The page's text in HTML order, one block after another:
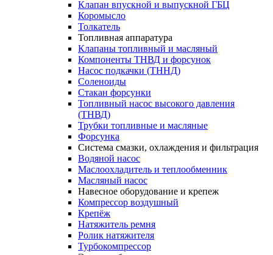
Клапан впускной и выпускной ГБЦ
Коромысло
Толкатель
Топливная аппаратура
Клапаны топливный и масляный
Компоненты ТНВД и форсунок
Насос подкачки (ТННД)
Соленоиды
Стакан форсунки
Топливный насос высокого давления
(ТНВД)
Трубки топливные и масляные
Форсунка
Система смазки, охлаждения и фильтрация
Водяной насос
Маслоохладитель и теплообменник
Масляный насос
Навесное оборудование и крепеж
Компрессор воздушный
Крепёж
Натяжитель ремня
Ролик натяжителя
Турбокомпрессор